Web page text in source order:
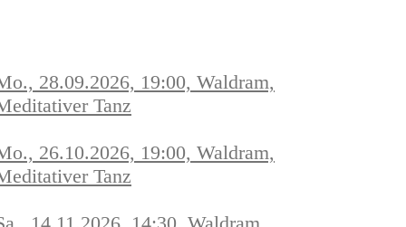
28.09.2026, 19:00, Waldram,
Tanz
26.10.2026, 19:00, Waldram,
Tanz